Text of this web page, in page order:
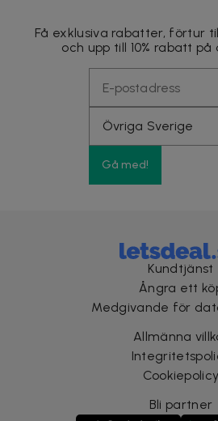
Få exklusiva rabatter, förtur
och upp till 10% rabatt
Gå med!
Kundtjänst
Ångra ett
Medgivande för
Allmänna
Cookiepolicy
Bli partner